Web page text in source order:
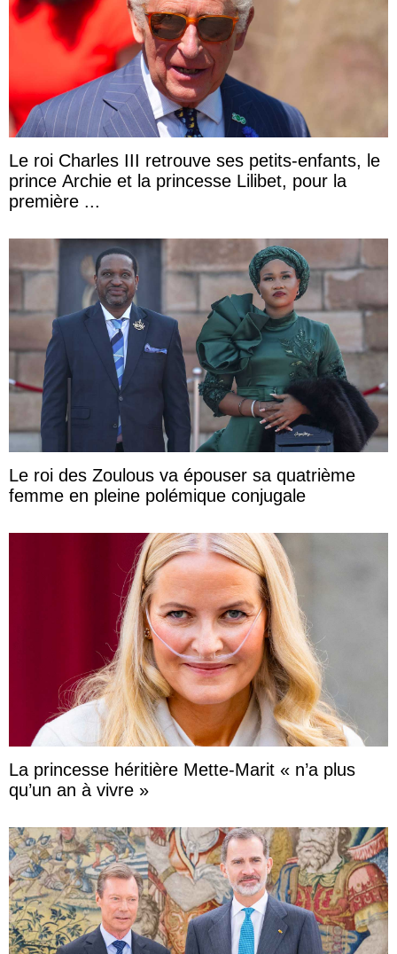
Le roi Charles III retrouve ses petits-enfants, le
prince Archie et la princesse Lilibet, pour la
première ...
Le roi des Zoulous va épouser sa quatrième
femme en pleine polémique conjugale
La princesse héritière Mette-Marit « n’a plus
qu’un an à vivre »